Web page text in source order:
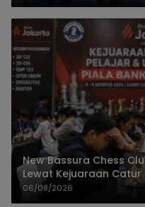
New Bassura Chess
Lewat Kejuaraan
2026
06/08/2026